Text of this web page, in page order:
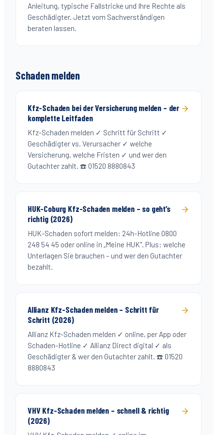
Anleitung, typische Fallstricke und Ihre Rechte als
Geschädigter. Jetzt vom Sachverständigen
beraten lassen.
Schaden melden
Kfz-Schaden bei der Versicherung melden – der
komplette Leitfaden
Kfz-Schaden melden ✓ Schritt für Schritt ✓
Geschädigter vs. Verursacher ✓ welche
Versicherung, welche Fristen ✓ und wer den
Gutachter zahlt. ☎️ 01520 8880843
HUK-Coburg Kfz-Schaden melden – so geht’s
richtig (2026)
HUK-Schaden sofort melden: 24h-Hotline 0800
248 54 45 oder online in „Meine HUK". Plus: welche
Unterlagen Sie brauchen – und wer den Gutachter
bezahlt.
Allianz Kfz-Schaden melden – Schritt für
Schritt (2026)
Allianz Kfz-Schaden melden ✓ online, per App oder
Schaden-Hotline ✓ Allianz Direct digital ✓ als
Geschädigter & wer den Gutachter zahlt. ☎️ 01520
8880843
VHV Kfz-Schaden melden – schnell & richtig
(2026)